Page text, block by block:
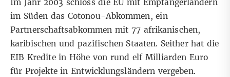
Im Jahr 2003 schloss die EU mit Empfängerländern
im Süden das Cotonou-Abkommen, ein
Partnerschaftsabkommen mit 77 afrikanischen,
karibischen und pazifischen Staaten. Seither hat die
EIB Kredite in Höhe von rund elf Milliarden Euro
für Projekte in Entwicklungsländern vergeben.